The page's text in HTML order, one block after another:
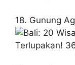
18. Gunung